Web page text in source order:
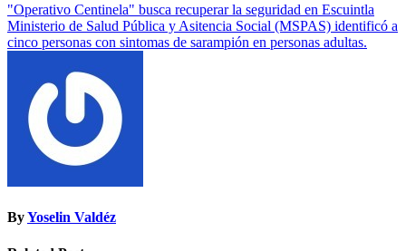
Navegación
de
"Operativo Centinela" busca recuperar la seguridad en Escuintla
Ministerio de Salud Pública y Asitencia Social (MSPAS) identificó a
cinco personas con sintomas de sarampión en personas adultas.
ByYoselin Valdéz